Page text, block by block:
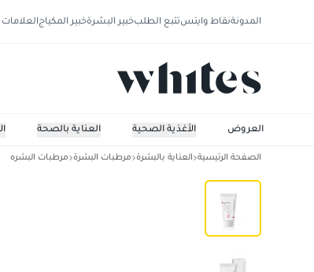
المدونةنقاط وايتستتبع الطلبخبير البشرةخبير المكياجالعلامات
العناية بالصحة الأغذية الصحية العروض
الصفحة الرئيسية العناية بالبشرة مرطبات البشرة مرطبات البشره